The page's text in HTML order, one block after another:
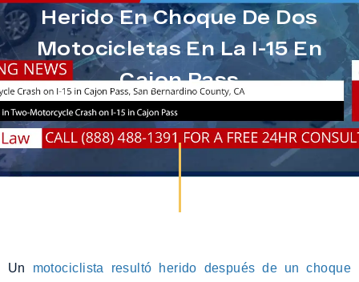
Herido En Choque De Dos
Motocicletas En La I-15 En
Cajon Pass
Un motociclista resultó herido después de un choque